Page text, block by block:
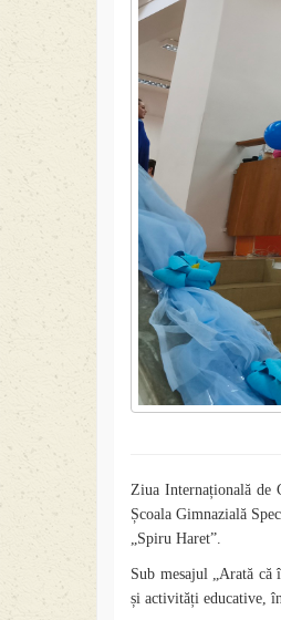
Ziua Internațională de
Școala Gimnazială
„Spiru Haret”.
Sub mesajul „Arată
și activități educative,